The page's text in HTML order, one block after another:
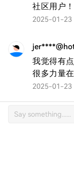
社区用户！
2025-01-23
我觉得有
很多力量
2025-01-23